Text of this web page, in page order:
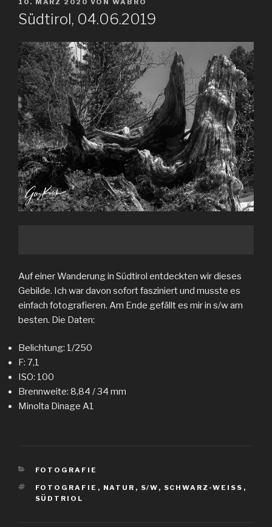
AM
10. MÄRZ 2020 VON WABRO
Südtirol, 04.06.2019
Auf einer Wanderung in Südtirol entdeckten wir dieses
Gebilde. Ich war davon sofort fasziniert und musste es
einfach fotografieren. Am Ende gefällt es mir in s/w am
besten. Die Daten:
Belichtung: 1/250
F: 7,1
ISO: 100
Brennweite: 8,84 / 34 mm
Minolta Dinage A1
KATEGORIEN
FOTOGRAFIE
SCHLAGWÖRTER
FOTOGRAFIE , NATUR , S/W , SCHWARZ-WEISS
,
SÜDTRIOL